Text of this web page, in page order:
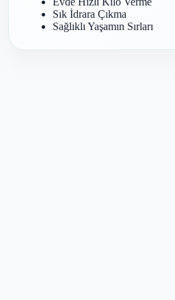
Sık İdrara Çıkma
Sağlıklı Yaşamın Sırları